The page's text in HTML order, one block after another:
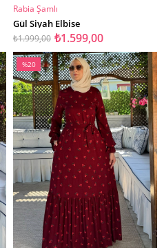
SEPETE EKLE
Rabia Şamlı
Gül Siyah Elbise
₺1.599,00
₺1.999,00
%20
İndirim
%20İndirim